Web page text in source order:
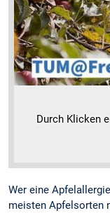
Durch Klicken
Wer eine
meisten Apfelsorten